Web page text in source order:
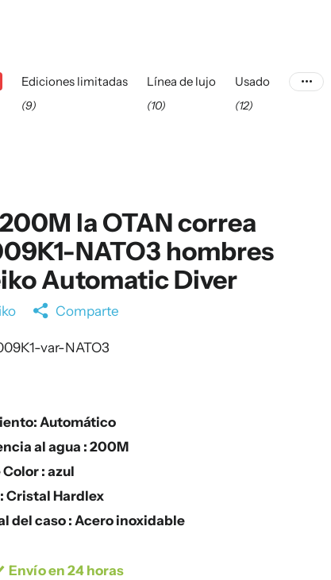
Ediciones limitadas
(9)
Línea de lujo
(10)
Usado
(12)
la OTAN correa
NATO3 hombres
Automatic Diver
Comparte
var-NATO3
Automático
al agua : 200M
: azul
Cristal Hardlex
del caso : Acero inoxidable
Envío en 24 horas